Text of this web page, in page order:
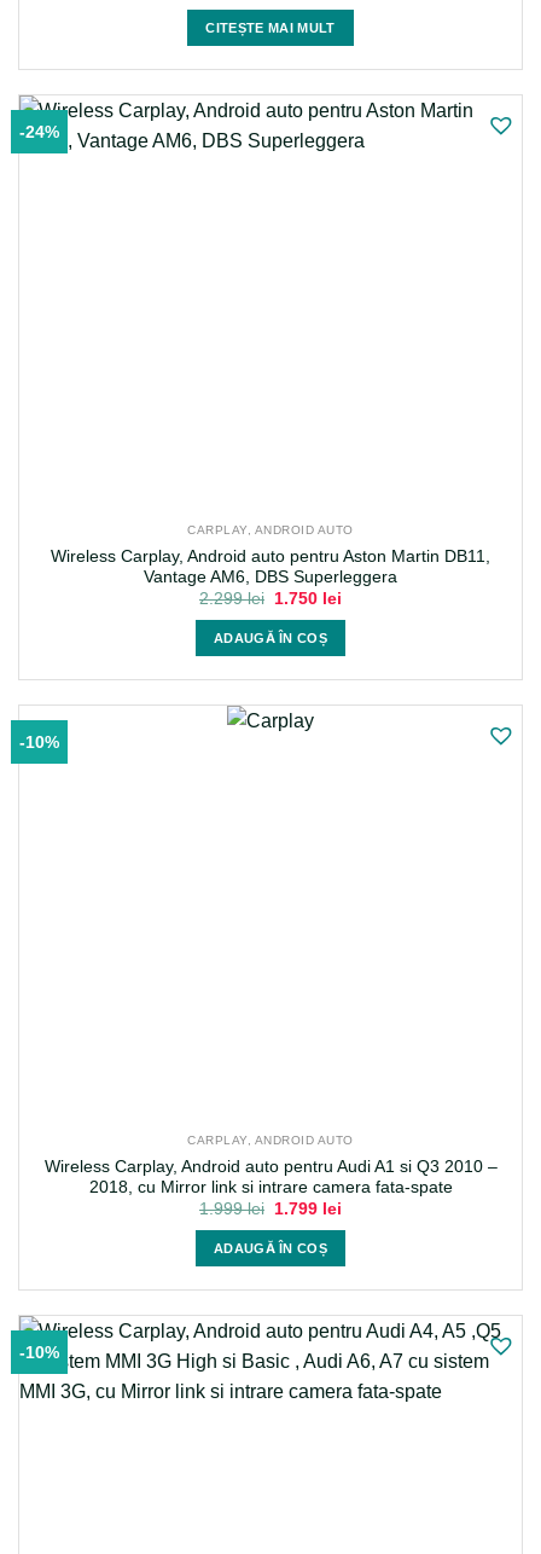
a
fost:
2.199 lei.
CITEȘTE MAI MULT
-24%
CARPLAY, ANDROID AUTO
Wireless Carplay, Android auto pentru Aston Martin DB11,
Vantage AM6, DBS Superleggera
2.299lei
Prețul
a
fost:
2.299 lei.
1.750 lei
ADAUGĂ ÎN COȘ
-10%
CARPLAY, ANDROID AUTO
Wireless Carplay, Android auto pentru Audi A1 si Q3 2010 –
2018, cu Mirror link si intrare camera fata-spate
1.999lei
Prețul
a
fost:
1.999 lei.
1.799 lei
ADAUGĂ ÎN COȘ
-10%